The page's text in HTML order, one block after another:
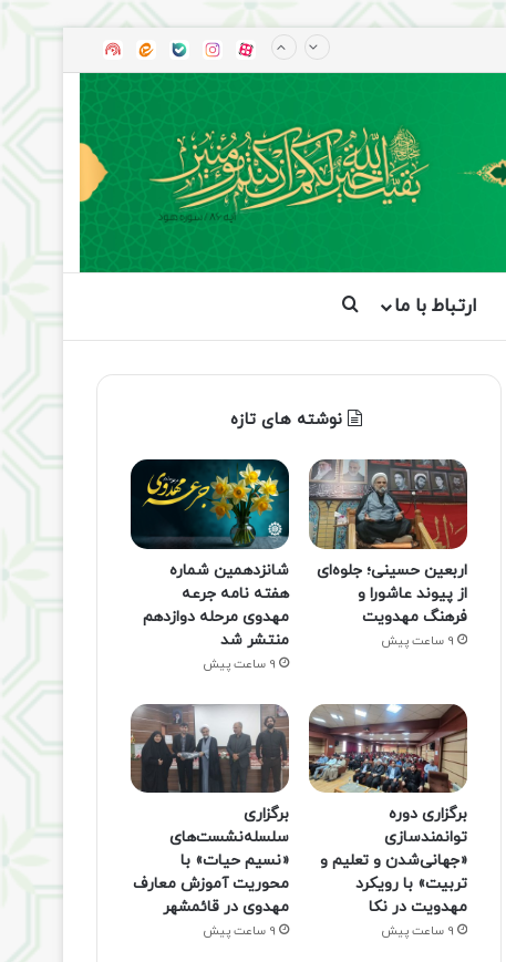
آپاراتاینستاگرام
بله ایتا
ارتباط با ما جستجو برای
نوشته های تازه
اربعین حسینی؛ جلوه‌ای
از پیوند عاشورا و
فرهنگ مهدویت
9 ساعت پیش
شانزدهمین شماره
هفته‌ نامه جرعه
مهدوی مرحله دوازدهم
منتشر شد
9 ساعت پیش
برگزاری دوره
توانمندسازی
«جهانی‌شدن و تعلیم و
تربیت» با رویکرد
مهدویت در نکا
9 ساعت پیش
برگزاری
سلسله‌نشست‌های
«نسیم حیات» با
محوریت آموزش معارف
مهدوی در قائمشهر
9 ساعت پیش